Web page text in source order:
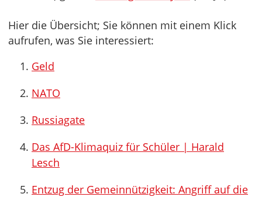
Hier die Übersicht; Sie können mit einem Klick
aufrufen, was Sie interessiert:
Geld
NATO
Russiagate
Das AfD-Klimaquiz für Schüler | Harald
Lesch
Entzug der Gemeinnützigkeit: Angriff auf die